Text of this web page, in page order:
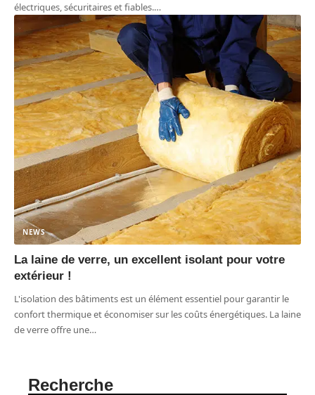
électriques, sécuritaires et fiables.…
NEWS
La laine de verre, un excellent isolant pour votre
extérieur !
L'isolation des bâtiments est un élément essentiel pour garantir le
confort thermique et économiser sur les coûts énergétiques. La laine
de verre offre une…
Recherche